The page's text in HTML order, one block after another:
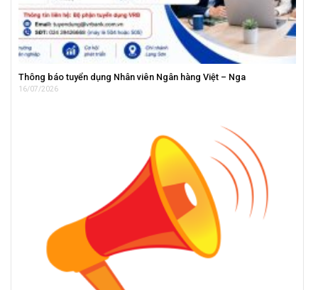
Thông báo tuyển dụng Nhân viên Ngân hàng Việt – Nga
16/07/2026